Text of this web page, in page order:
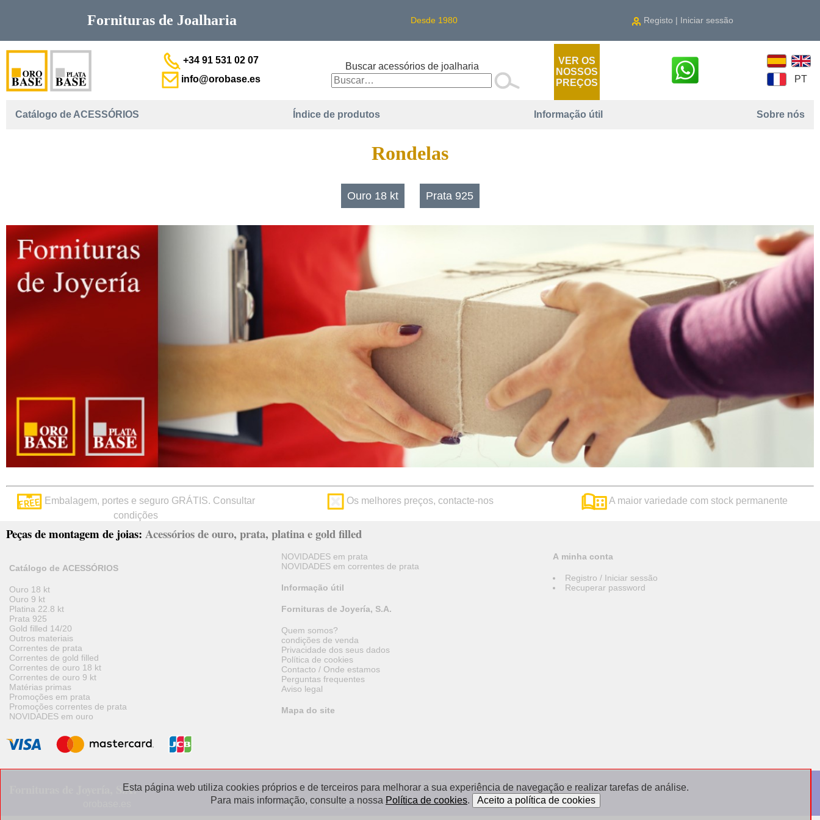
Fornituras de Joalharia Desde 1980 Registo | Iniciar sessão
+34 91 531 02 07
info@orobase.es
Buscar acessórios de joalharia
VER OS
NOSSOS
PREÇOS
PT
Catálogo de ACESSÓRIOS Índice de produtos Informação útil Sobre nós
Rondelas
Ouro 18 kt Prata 925
Embalagem, portes e seguro GRÁTIS. Consultar
condições
Os melhores preços, contacte-nos A maior variedade com stock permanente
Peças de montagem de joias: Acessórios de ouro, prata, platina e gold filled
Catálogo de ACESSÓRIOS
Ouro 18 kt
Ouro 9 kt
Platina 22.8 kt
Prata 925
Gold filled 14/20
Outros materiais
Correntes de prata
Correntes de gold filled
Correntes de ouro 18 kt
Correntes de ouro 9 kt
Matérias primas
Promoções em prata
Promoções correntes de prata
NOVIDADES em ouro
NOVIDADES em prata
NOVIDADES em correntes de prata
Informação útil
Fornituras de Joyería, S.A.
Quem somos?
condições de venda
Privacidade dos seus dados
Política de cookies
Contacto / Onde estamos
Perguntas frequentes
Aviso legal
Mapa do site
A minha conta
Registro / Iniciar sessão
Recuperar password
Fornituras de Joyería, S.A.
+34 91 531 02 07 · info@orobase.es · 2004/2026
jewelryfindings.eu appretsdebijoux.fr
Esta página web utiliza cookies próprios e de terceiros para melhorar a sua experiência de navegação e realizar tarefas de análise.
Para mais informação, consulte a nossa Política de cookies.